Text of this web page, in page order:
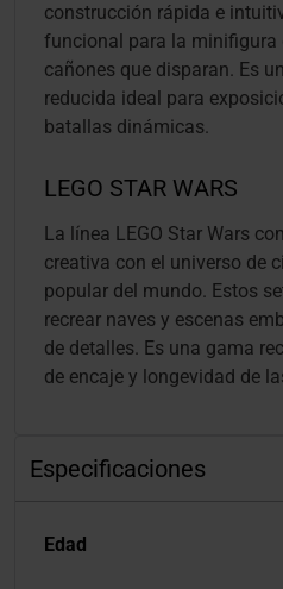
construcción rápida e
funcional para la minifigura
cañones que disparan. Es
reducida ideal para
batallas dinámicas.
LEGO STAR WARS
La línea LEGO Star Wars
creativa con el universo de
popular del mundo. Estos
recrear naves y escenas
de detalles. Es una gama
de encaje y longevidad de
Especificaciones
Edad